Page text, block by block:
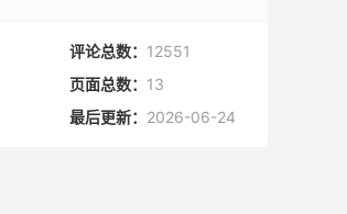
评论总数： 12551
页面总数： 13
最后更新： 2026-06-24